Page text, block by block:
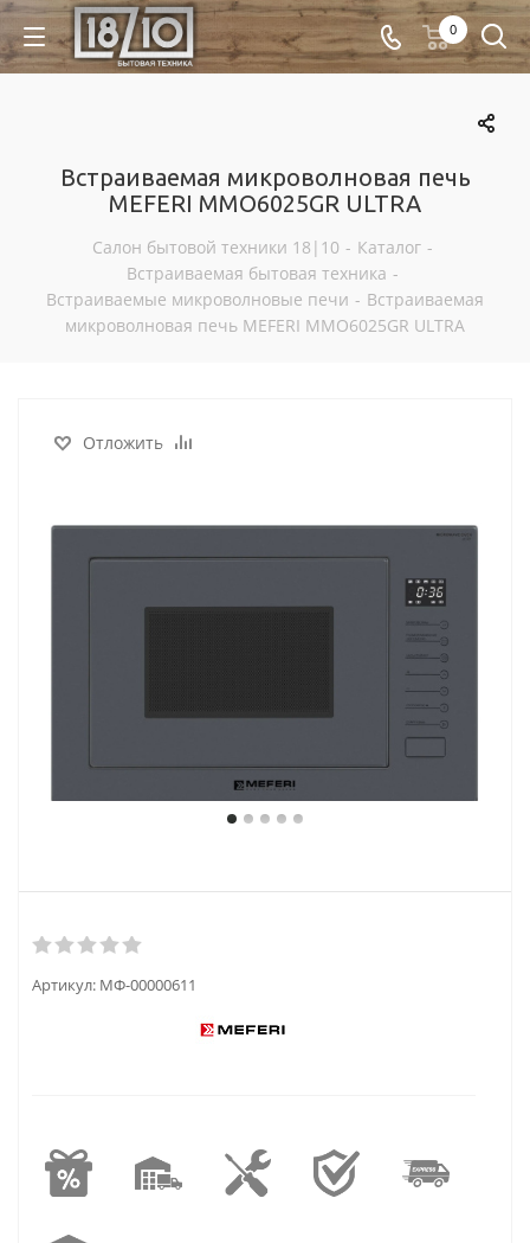
0
Встраиваемая микроволновая печь
MEFERI MMO6025GR ULTRA
Салон бытовой техники 18|10 - Каталог -
Встраиваемая бытовая техника -
Встраиваемые микроволновые печи - Встраиваемая
микроволновая печь MEFERI MMO6025GR ULTRA
Отложить
Артикул: МФ-00000611